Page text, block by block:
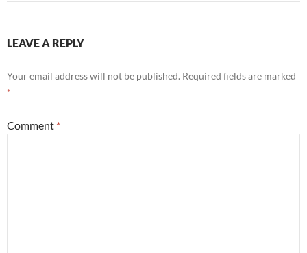
LEAVE A REPLY
Your email address will not be published. Required fields are marked
*
Comment *